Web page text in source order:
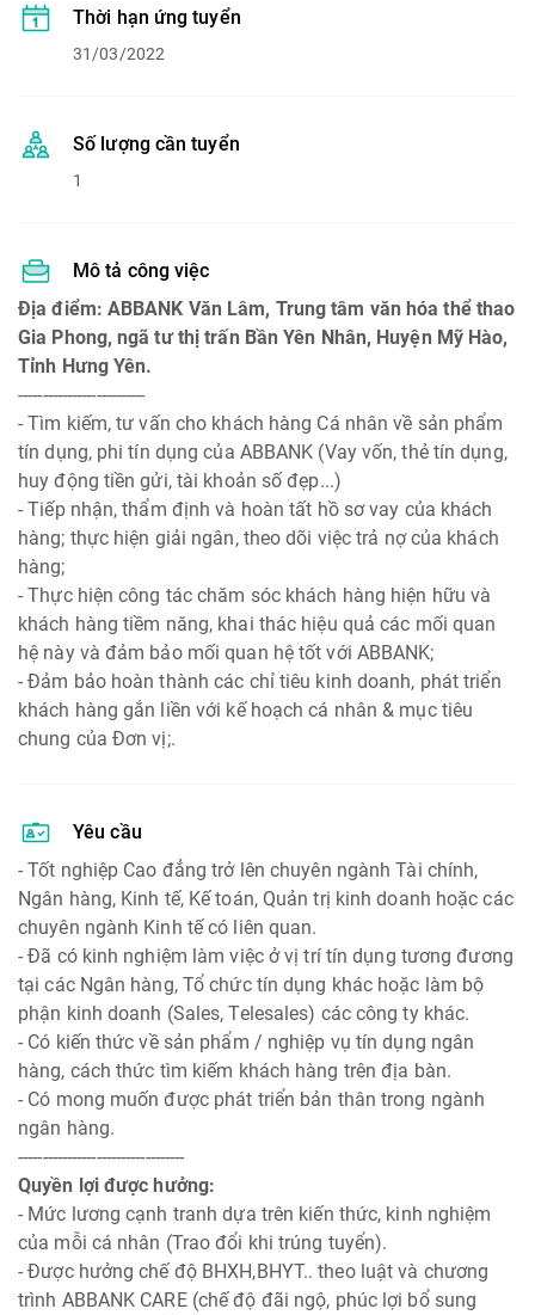
Thời hạn ứng tuyển
31/03/2022
Số lượng cần tuyển
1
Mô tả công việc
Địa điểm: ABBANK Văn Lâm, Trung tâm văn hóa thể thao
Gia Phong, ngã tư thị trấn Bần Yên Nhân, Huyện Mỹ Hào,
Tỉnh Hưng Yên.
--------------------------
- Tìm kiếm, tư vấn cho khách hàng Cá nhân về sản phẩm
tín dụng, phi tín dụng của ABBANK (Vay vốn, thẻ tín dụng,
huy động tiền gửi, tài khoản số đẹp...)
- Tiếp nhận, thẩm định và hoàn tất hồ sơ vay của khách
hàng; thực hiện giải ngân, theo dõi việc trả nợ của khách
hàng;
- Thực hiện công tác chăm sóc khách hàng hiện hữu và
khách hàng tiềm năng, khai thác hiệu quả các mối quan
hệ này và đảm bảo mối quan hệ tốt với ABBANK;
- Đảm bảo hoàn thành các chỉ tiêu kinh doanh, phát triển
khách hàng gắn liền với kế hoạch cá nhân & mục tiêu
chung của Đơn vị;.
Yêu cầu
- Tốt nghiệp Cao đẳng trở lên chuyên ngành Tài chính,
Ngân hàng, Kinh tế, Kế toán, Quản trị kinh doanh hoặc các
chuyên ngành Kinh tế có liên quan.
- Đã có kinh nghiệm làm việc ở vị trí tín dụng tương đương
tại các Ngân hàng, Tổ chức tín dụng khác hoặc làm bộ
phận kinh doanh (Sales, Telesales) các công ty khác.
- Có kiến thức về sản phẩm / nghiệp vụ tín dụng ngân
hàng, cách thức tìm kiếm khách hàng trên địa bàn.
- Có mong muốn được phát triển bản thân trong ngành
ngân hàng.
----------------------------------
Quyền lợi được hưởng:
- Mức lương cạnh tranh dựa trên kiến thức, kinh nghiệm
của mỗi cá nhân (Trao đổi khi trúng tuyển).
- Được hưởng chế độ BHXH,BHYT.. theo luật và chương
trình ABBANK CARE (chế độ đãi ngộ, phúc lợi bổ sung